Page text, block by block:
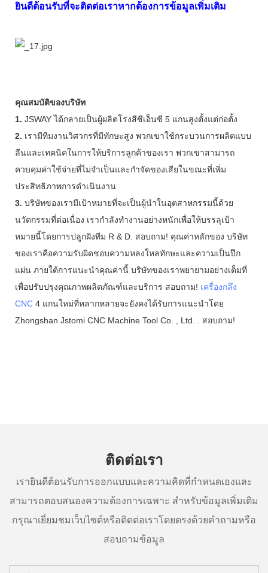
ยินดีต้อนรับที่จะติดต่อเราหากต้องการข้อมูลเพิ่มเติม
คุณสมบัติของบริษัท
1. JSWAY ได้กลายเป็นผู้ผลิตโรงสีซีเอ็นซี 5 แกนสูงตั้งแต่ก่อตั้ง
2. เรามีทีมงานวิศวกรที่มีทักษะสูง พวกเขาใช้กระบวนการผลิตแบบ
ลีนและเทคนิคในการให้บริการลูกค้าของเรา พวกเขาสามารถ
ควบคุมค่าใช้จ่ายที่ไม่จำเป็นและกำจัดของเสียในขณะที่เพิ่ม
ประสิทธิภาพการดำเนินงาน
3. บริษัทของเรามีเป้าหมายที่จะเป็นผู้นำในอุตสาหกรรมนี้ด้วย
นวัตกรรมที่ต่อเนื่อง เรากำลังทำงานอย่างหนักเพื่อให้บรรลุเป้า
หมายนี้โดยการปลูกฝังทีม R & D. สอบถาม! คุณค่าหลักของ บริษัท
ของเราคือความรับผิดชอบความหลงใหลทักษะและความเป็นปึก
แผ่น ภายใต้การแนะนำคุณค่านี้ บริษัทของเราพยายามอย่างเต็มที่
เพื่อปรับปรุงคุณภาพผลิตภัณฑ์และบริการ สอบถาม! เครื่องกลึง
CNC 4 แกนใหม่ที่หลากหลายจะยังคงได้รับการแนะนำโดย
Zhongshan Jstomi CNC Machine Tool Co. , Ltd. . สอบถาม!
ติดต่อเรา
เรายินดีต้อนรับการออกแบบและความคิดที่กำหนดเองและ
สามารถตอบสนองความต้องการเฉพาะ สำหรับข้อมูลเพิ่มเติม
กรุณาเยี่ยมชมเว็บไซต์หรือติดต่อเราโดยตรงด้วยคำถามหรือ
สอบถามข้อมูล